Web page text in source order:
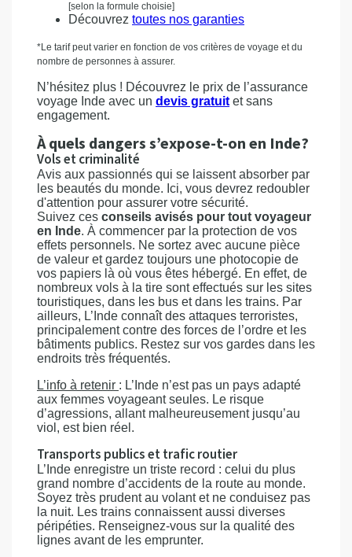
[selon la formule choisie]
Découvrez toutes nos garanties
*Le tarif peut varier en fonction de vos critères de voyage et du
nombre de personnes à assurer.
N’hésitez plus ! Découvrez le prix de l’assurance
voyage Inde avec un devis gratuit et sans
engagement.
À quels dangers s’expose-t-on en Inde?
Vols et criminalité
Avis aux passionnés qui se laissent absorber par
les beautés du monde. Ici, vous devrez redoubler
d'attention pour assurer votre sécurité.
Suivez ces conseils avisés pour tout voyageur
en Inde. À commencer par la protection de vos
effets personnels. Ne sortez avec aucune pièce
de valeur et gardez toujours une photocopie de
vos papiers là où vous êtes hébergé. En effet, de
nombreux vols à la tire sont effectués sur les sites
touristiques, dans les bus et dans les trains. Par
ailleurs, L’Inde connaît des attaques terroristes,
principalement contre des forces de l’ordre et les
bâtiments publics. Restez sur vos gardes dans les
endroits très fréquentés.
L’info à retenir : L’Inde n’est pas un pays adapté
aux femmes voyageant seules. Le risque
d’agressions, allant malheureusement jusqu’au
viol, est bien réel.
Transports publics et trafic routier
L’Inde enregistre un triste record : celui du plus
grand nombre d’accidents de la route au monde.
Soyez très prudent au volant et ne conduisez pas
la nuit. Les trains connaissent aussi diverses
péripéties. Renseignez-vous sur la qualité des
lignes avant de les emprunter.